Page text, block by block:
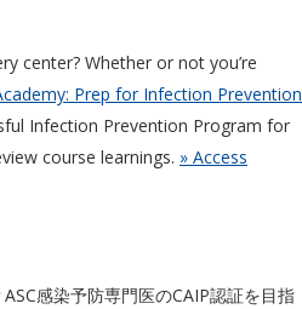
center? Whether or not you’re
Prep for Infection Prevention
Infection Prevention Program for
course learnings. » Access
感染予防専門医のCAIP認証を目指